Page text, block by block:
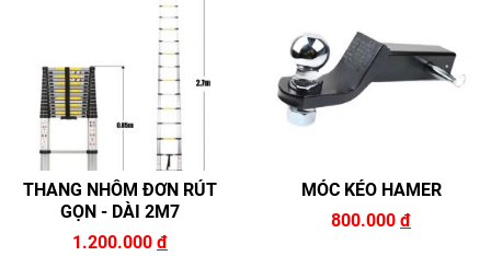
THANG NHÔM ĐƠN RÚT
GỌN - DÀI 2M7
1.200.000 đ
MÓC KÉO HAMER
800.000 đ